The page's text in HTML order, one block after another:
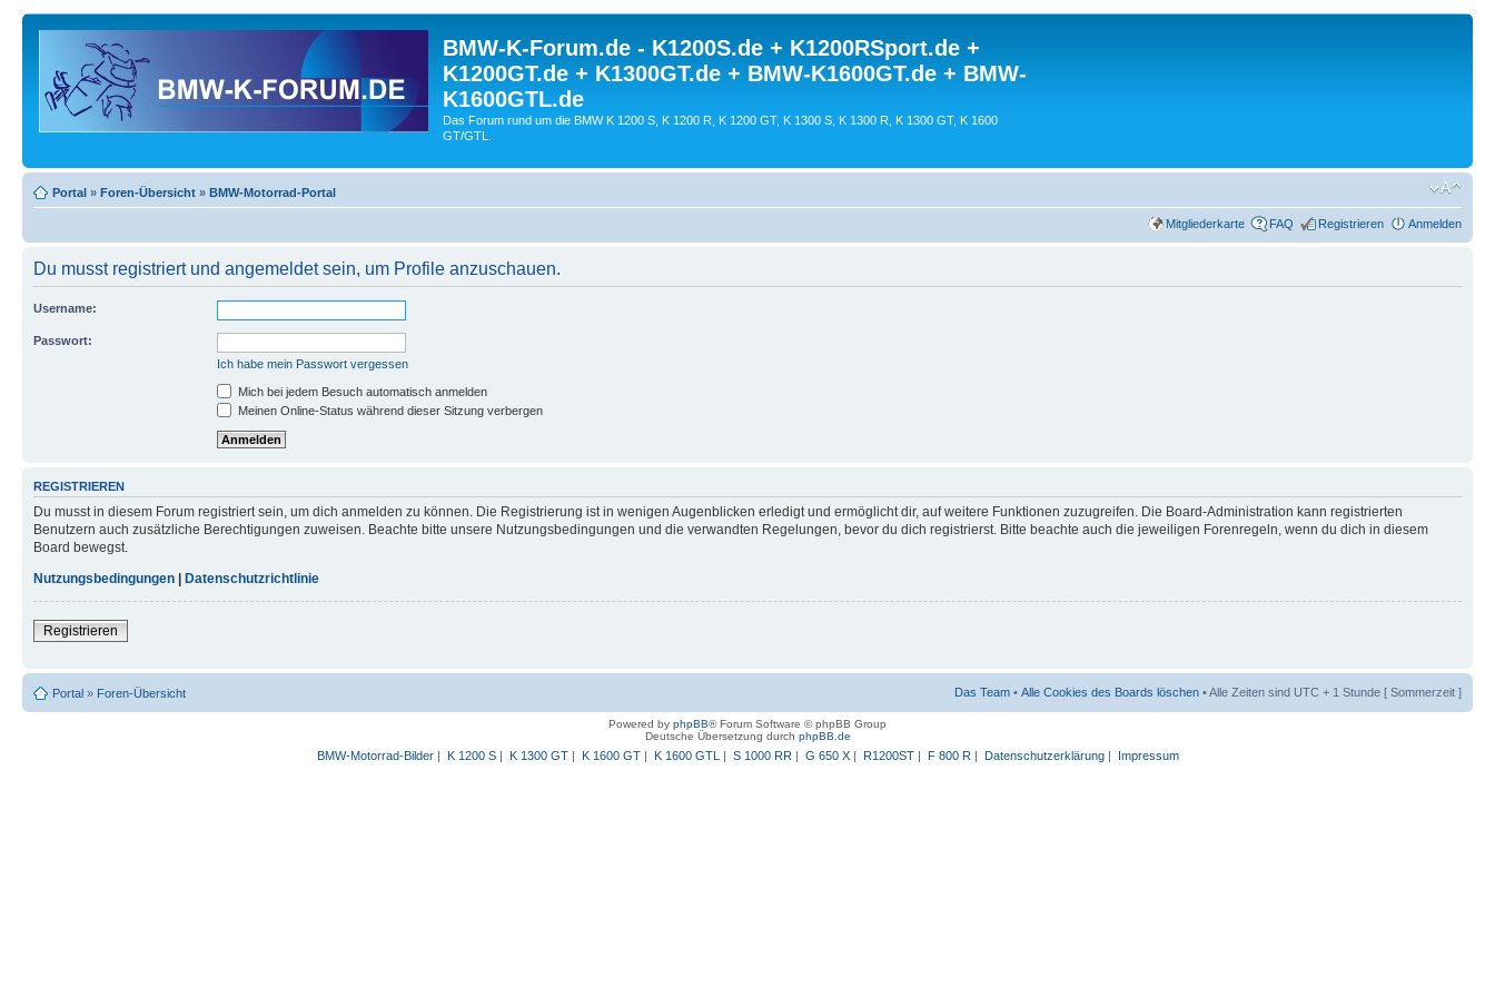
BMW-K-Forum.de - K1200S.de + K1200RSport.de +
K1200GT.de + K1300GT.de + BMW-K1600GT.de + BMW-
K1600GTL.de
Das Forum rund um die BMW K 1200 S, K 1200 R, K 1200 GT, K 1300 S, K 1300 R, K 1300 GT, K 1600
GT/GTL.
Portal » Foren-Übersicht » BMW-Motorrad-Portal
Mitgliederkarte FAQ Registrieren Anmelden
Du musst registriert und angemeldet sein, um Profile anzuschauen.
Username:
Passwort:
Ich habe mein Passwort vergessen
Mich bei jedem Besuch automatisch anmelden
Meinen Online-Status während dieser Sitzung verbergen
REGISTRIEREN
Du musst in diesem Forum registriert sein, um dich anmelden zu können. Die Registrierung ist in wenigen Augenblicken erledigt und ermöglicht dir, auf weitere Funktionen zuzugreifen. Die Board-Administration kann registrierten
Benutzern auch zusätzliche Berechtigungen zuweisen. Beachte bitte unsere Nutzungsbedingungen und die verwandten Regelungen, bevor du dich registrierst. Bitte beachte auch die jeweiligen Forenregeln, wenn du dich in diesem
Board bewegst.
Nutzungsbedingungen
Datenschutzrichtlinie
Registrieren
Portal » Foren-Übersicht Das Team • Alle Cookies des Boards löschen • Alle Zeiten sind UTC + 1 Stunde [ Sommerzeit ]
Powered by phpBB® Forum Software © phpBB Group
Deutsche Übersetzung durch phpBB.de
BMW-Motorrad-Bilder| K 1200 S| K 1300 GT| K 1600 GT| K 1600 GTL | S 1000 RR | G 650 X| R1200ST| F 800 R | Datenschutzerklärung| Impressum